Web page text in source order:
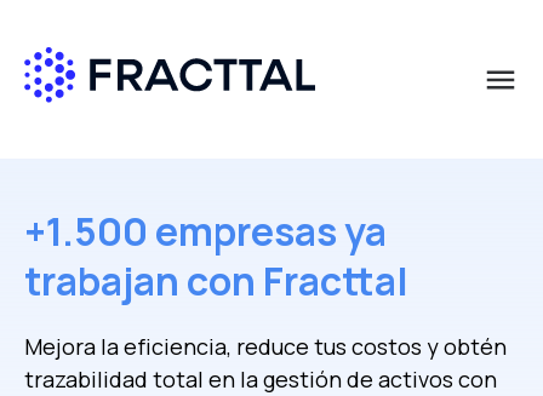
menu
+1.500 empresas ya
trabajan con Fracttal
Mejora la eficiencia, reduce tus costos y obtén
trazabilidad total en la gestión de activos con